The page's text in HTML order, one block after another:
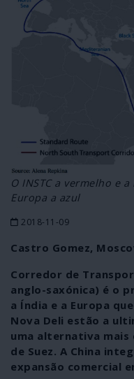
O INSTC a vermelho e
Europa a azul
2018-11-09
Castro Gomez,
Corredor de
anglo-saxónica) é o
a Índia e a Europa
Nova Deli estão a
uma alternativa mais
de Suez. A China
expansão comercial